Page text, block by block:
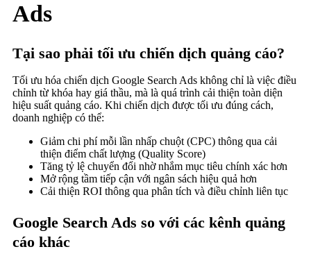
Ads
Tại sao phải tối ưu chiến dịch quảng cáo?
Tối ưu hóa chiến dịch Google Search Ads không chỉ là việc điều
chỉnh từ khóa hay giá thầu, mà là quá trình cải thiện toàn diện
hiệu suất quảng cáo. Khi chiến dịch được tối ưu đúng cách,
doanh nghiệp có thể:
Giảm chi phí mỗi lần nhấp chuột (CPC) thông qua cải
thiện điểm chất lượng (Quality Score)
Tăng tỷ lệ chuyển đổi nhờ nhắm mục tiêu chính xác hơn
Mở rộng tầm tiếp cận với ngân sách hiệu quả hơn
Cải thiện ROI thông qua phân tích và điều chỉnh liên tục
Google Search Ads so với các kênh quảng
cáo khác